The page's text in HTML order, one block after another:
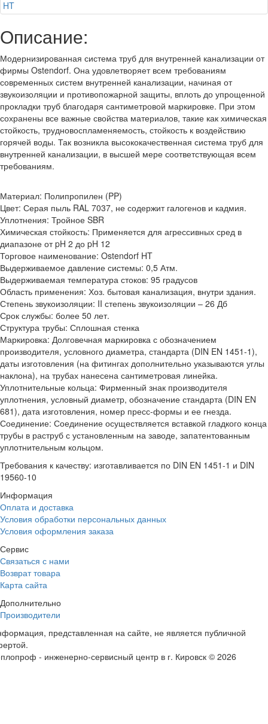
Описание:
Модернизированная система труб для внутренней канализации от
фирмы Ostendorf. Она удовлетворяет всем требованиям
современных систем внутренней канализации, начиная от
звукоизоляции и противопожарной защиты, вплоть до упрощенной
прокладки труб благодаря сантиметровой маркировке. При этом
сохранены все важные свойства материалов, такие как химическая
стойкость, трудновоспламеняемость, стойкость к воздействию
горячей воды. Так возникла высококачественная система труб для
внутренней канализации, в высшей мере соответствующая всем
требованиям.
Материал: Полипропилен (PP)
Цвет: Серая пыль RAL 7037, не содержит галогенов и кадмия.
Уплотнения: Тройное SBR
Химическая стойкость: Применяется для агрессивных сред в
диапазоне от pH 2 до pH 12
Торговое наименование: Ostendorf HT
Выдерживаемое давление системы: 0,5 Атм.
Выдерживаемая температура стоков: 95 градусов
Область применения: Хоз. бытовая канализация, внутри здания.
Степень звукоизоляции: II степень звукоизоляции – 26 Дб
Срок службы: более 50 лет.
Структура трубы: Сплошная стенка
Маркировка: Долговечная маркировка с обозначением
производителя, условного диаметра, стандарта (DIN EN 1451-1),
даты изготовления (на фитингах дополнительно указываются углы
наклона), на трубах нанесена сантиметровая линейка.
Уплотнительные кольца: Фирменный знак производителя
уплотнения, условный диаметр, обозначение стандарта (DIN EN
681), дата изготовления, номер пресс-формы и ее гнезда.
Соединение: Соединение осуществляется вставкой гладкого конца
трубы в раструб с установленным на заводе, запатентованным
уплотнительным кольцом.
Требования к качеству: изготавливается по DIN EN 1451-1 и DIN
19560-10
Информация
Оплата и доставка
Условия обработки персональных данных
Условия оформления заказа
Сервис
Связаться с нами
Возврат товара
Карта сайта
Дополнительно
Производители
представленная на сайте, не является публичной
- инженерно-сервисный центр в г. Кировск © 2026